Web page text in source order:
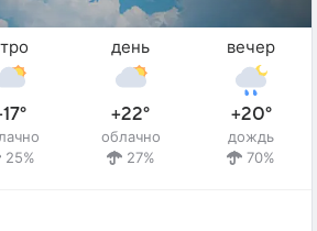
25%
день
+22°
облачно
27%
вечер
+20°
дождь
70%